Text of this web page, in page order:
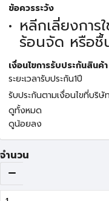
ข้อควรระวัง
หลีกเลี่ยงการ
ร้อนจัด หรือ
เงื่อนไขการรับประกันสินค้า
ระยะเวลารับประกัน1ปี
รับประกันตามเงื่อนไขที่บริษั
ดูทั้งหมด
ดูน้อยลง
จำนวน